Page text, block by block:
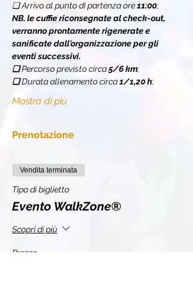
❏ Arrivo al punto di partenza ore 11:00;
NB. le cuffie riconsegnate al check-out,
verranno prontamente rigenerate e
sanificate dall'organizzazione per gli
eventi successivi.
❏ Percorso previsto circa 5/6 km;
❏ Durata allenamento circa 1/1,20 h;
Mostra di più
Prenotazione
Vendita terminata
Tipo di biglietto
Evento WalkZone®
Scopri di più
Prezzo